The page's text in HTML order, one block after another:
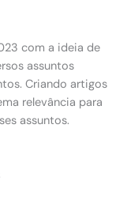
com a ideia de
assuntos
Criando artigos
relevância para
assuntos.